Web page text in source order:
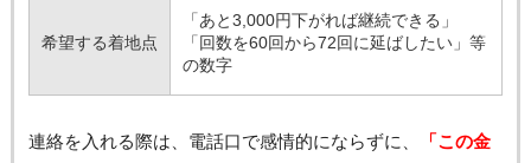
希望する着地点
「あと3,000円下がれば継続できる」
「回数を60回から72回に延ばしたい」等
の数字
連絡を入れる際は、電話口で感情的にならずに、
「この金